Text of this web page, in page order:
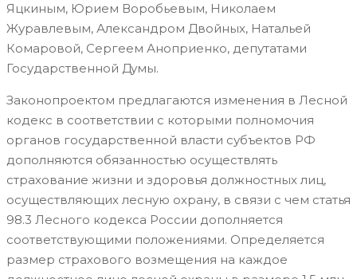
Яцкиным, Юрием Воробьевым, Николаем
Журавлевым, Александром Двойных, Натальей
Комаровой, Сергеем Аноприенко, депутатами
Государственной Думы.
Законопроектом предлагаются изменения в Лесной
кодекс в соответствии с которыми полномочия
органов государственной власти субъектов РФ
дополняются обязанностью осуществлять
страхование жизни и здоровья должностных лиц,
осуществляющих лесную охрану, в связи с чем статья
98.3 Лесного кодекса России дополняется
соответствующими положениями. Определяется
размер страхового возмещения на каждое